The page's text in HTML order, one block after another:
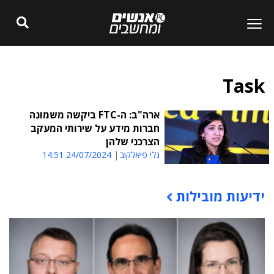
Task
ארה"ב: ה-FTC ביקשה משמונה
חברות מידע על שירותי המעקב
הצרכני שלהן
גלי פיאלקוב 24/07/2024 14:51
תוכן פרסומי
ידיעות מובילות